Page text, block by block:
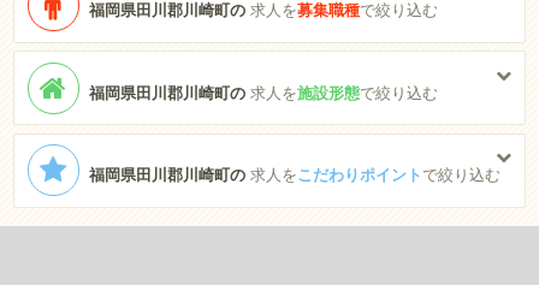
福岡県田川郡川崎町の求人を募集職種で絞り込む
福岡県田川郡川崎町の求人を施設形態で絞り込む
福岡県田川郡川崎町の求人をこだわりポイント で絞り込む